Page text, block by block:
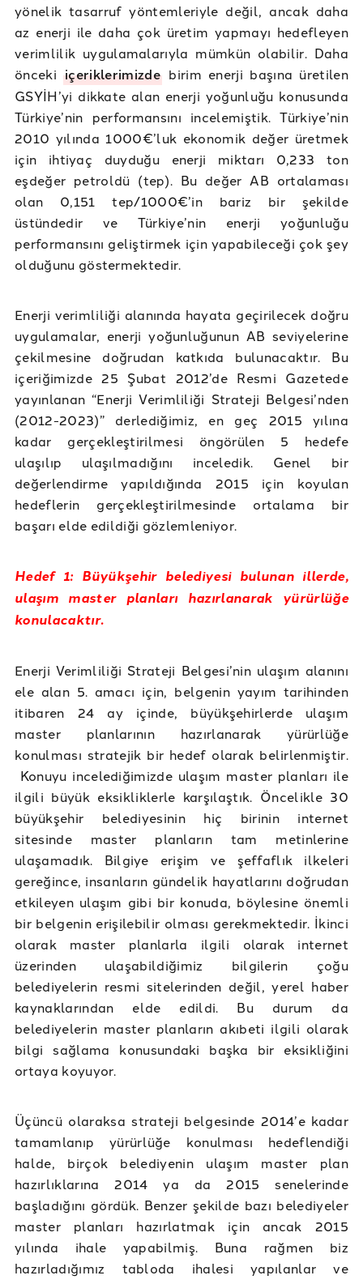
yönelik tasarruf yöntemleriyle değil, ancak daha
az enerji ile daha çok üretim yapmayı hedefleyen
verimlilik uygulamalarıyla mümkün olabilir. Daha
öncekiiçeriklerimizdebirim enerji başına üretilen
GSYİH’yi dikkate alan enerji yoğunluğu konusunda
Türkiye’nin performansını incelemiştik. Türkiye’nin
2010 yılında 1000€’luk ekonomik değer üretmek
için ihtiyaç duyduğu enerji miktarı 0,233 ton
eşdeğer petroldü (tep). Bu değer AB ortalaması
olan 0,151 tep/1000€’in bariz bir şekilde
üstündedir ve Türkiye’nin enerji yoğunluğu
performansını geliştirmek için yapabileceği çok şey
olduğunu göstermektedir.
Enerji verimliliği alanında hayata geçirilecek doğru
uygulamalar, enerji yoğunluğunun AB seviyelerine
çekilmesine doğrudan katkıda bulunacaktır. Bu
içeriğimizde 25 Şubat 2012’de Resmi Gazetede
yayınlanan “Enerji Verimliliği Strateji Belgesi’nden
(2012-2023)” derlediğimiz, en geç 2015 yılına
kadar gerçekleştirilmesi öngörülen 5 hedefe
ulaşılıp ulaşılmadığını inceledik. Genel bir
değerlendirme yapıldığında 2015 için koyulan
hedeflerin gerçekleştirilmesinde ortalama bir
başarı elde edildiği gözlemleniyor.
Hedef 1: Büyükşehir belediyesi bulunan illerde,
ulaşım master planları hazırlanarak yürürlüğe
konulacaktır.
Enerji Verimliliği Strateji Belgesi’nin ulaşım alanını
ele alan 5. amacı için, belgenin yayım tarihinden
itibaren 24 ay içinde, büyükşehirlerde ulaşım
master planlarının hazırlanarak yürürlüğe
konulması stratejik bir hedef olarak belirlenmiştir.
Konuyu incelediğimizde ulaşım master planları ile
ilgili büyük eksikliklerle karşılaştık. Öncelikle 30
büyükşehir belediyesinin hiç birinin internet
sitesinde master planların tam metinlerine
ulaşamadık. Bilgiye erişim ve şeffaflık ilkeleri
gereğince, insanların gündelik hayatlarını doğrudan
etkileyen ulaşım gibi bir konuda, böylesine önemli
bir belgenin erişilebilir olması gerekmektedir. İkinci
olarak master planlarla ilgili olarak internet
üzerinden ulaşabildiğimiz bilgilerin çoğu
belediyelerin resmi sitelerinden değil, yerel haber
kaynaklarından elde edildi. Bu durum da
belediyelerin master planların akıbeti ilgili olarak
bilgi sağlama konusundaki başka bir eksikliğini
ortaya koyuyor.
Üçüncü olaraksa strateji belgesinde 2014’e kadar
tamamlanıp yürürlüğe konulması hedeflendiği
halde, birçok belediyenin ulaşım master plan
hazırlıklarına 2014 ya da 2015 senelerinde
başladığını gördük. Benzer şekilde bazı belediyeler
master planları hazırlatmak için ancak 2015
yılında ihale yapabilmiş. Buna rağmen biz
hazırladığımız tabloda ihalesi yapılanlar ve